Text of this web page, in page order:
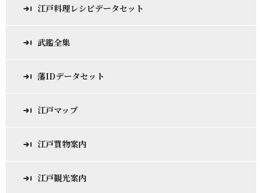
江戸料理レシピデータセット
武鑑全集
藩IDデータセット
江戸マップ
江戸買物案内
江戸観光案内